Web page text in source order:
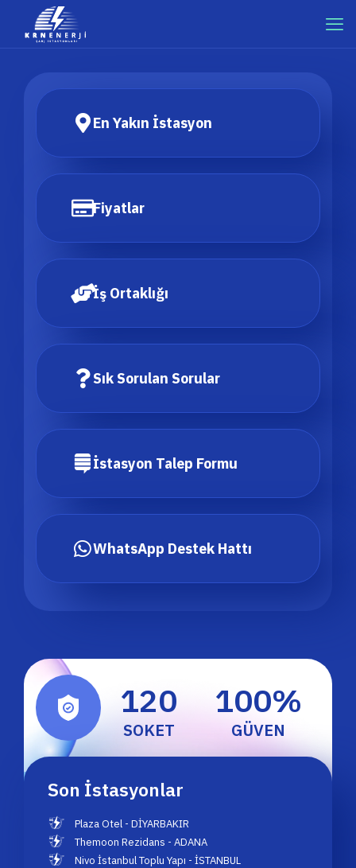
En Yakın İstasyon
Fiyatlar
İş Ortaklığı
Sık Sorulan Sorular
İstasyon Talep Formu
WhatsApp Destek Hattı
SOKET
120
GÜVEN
100%
Son İstasyonlar
Plaza Otel - DİYARBAKIR
Themoon Rezidans - ADANA
Nivo İstanbul Toplu Yapı - İSTANBUL